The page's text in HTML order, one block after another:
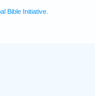
Bible Initiative.